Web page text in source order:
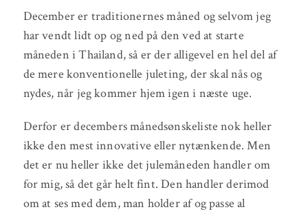
December er traditionernes måned og selvom jeg
har vendt lidt op og ned på den ved at starte
måneden i Thailand, så er der alligevel en hel del af
de mere konventionelle juleting, der skal nås og
nydes, når jeg kommer hjem igen i næste uge.
Derfor er decembers månedsønskeliste nok heller
ikke den mest innovative eller nytænkende. Men
det er nu heller ikke det julemåneden handler om
for mig, så det går helt fint. Den handler derimod
om at ses med dem, man holder af og passe al